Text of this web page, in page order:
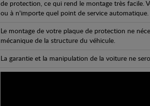
de protection, ce qui rend le montage très facile.
ou à n'importe quel point de service automatique.
Le montage de votre plaque de protection ne
mécanique de la structure du véhicule.
La garantie et la manipulation de la voiture ne